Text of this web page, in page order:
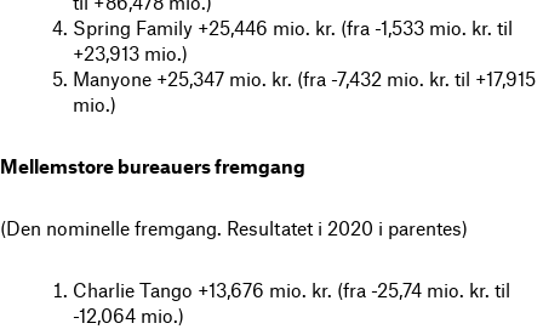
Spring Family +25,446 mio. kr. (fra -1,533 mio. kr. til
+23,913 mio.)
Manyone +25,347 mio. kr. (fra -7,432 mio. kr. til +17,915
mio.)
Mellemstore bureauers fremgang
(Den nominelle fremgang. Resultatet i 2020 i parentes)
Charlie Tango +13,676 mio. kr. (fra -25,74 mio. kr. til
-12,064 mio.)